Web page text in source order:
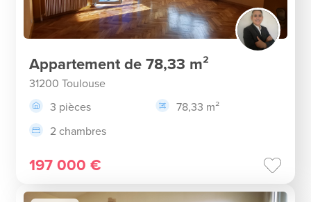
Appartement de 78,33 m²
31200 Toulouse
3 pièces
78,33 m²
2 chambres
197 000 €